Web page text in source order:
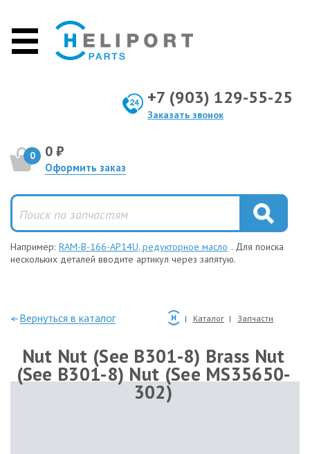
+7 (903) 129-55-25
Заказать звонок
0 0 ₽
Оформить заказ
Например: RAM-B-166-AP14U, редукторное масло . Для поиска
нескольких деталей вводите артикул через запятую.
—Вернуться в каталог Каталог Запчасти
Nut Nut (See B301-8) Brass Nut
(See B301-8) Nut (See MS35650-
302)